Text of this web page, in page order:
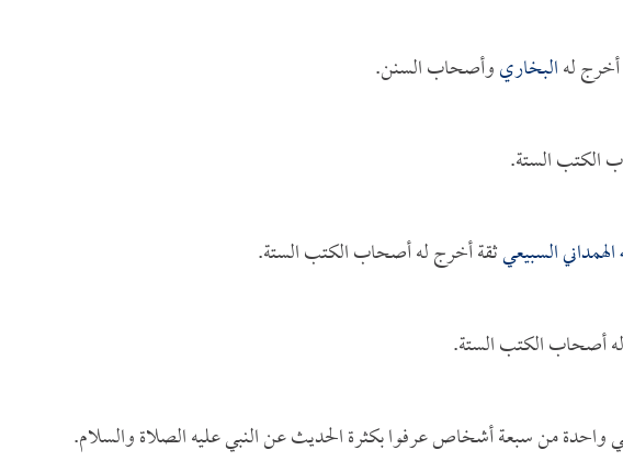
لهالبخاريوأصحاب السنن.
الكتب الستة.
السبيعيثقة أخرج له أصحاب الكتب الستة.
أصحاب الكتب الستة.
واحدة من سبعة أشخاص عرفوا بكثرة الحديث عن النبي عليه الصلاة والسلام.